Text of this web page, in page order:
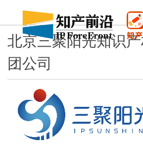
北京三聚阳光知识
团公司